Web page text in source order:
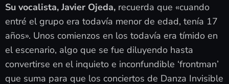
Su vocalista, Javier Ojeda, recuerda que «cuando
entré el grupo era todavía menor de edad, tenía 17
años». Unos comienzos en los todavía era tímido en
el escenario, algo que se fue diluyendo hasta
convertirse en el inquieto e inconfundible ‘frontman’
que suma para que los conciertos de Danza Invisible